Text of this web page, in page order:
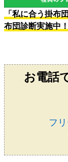
「私に合う掛布
布団診断実施中！
お電話
フ